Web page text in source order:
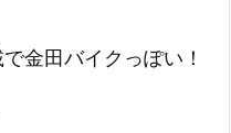
金田バイクっぽい！